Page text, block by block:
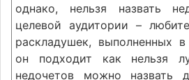
однако, нельзя назвать
целевой аудитории –
раскладушек, выполненных
он подходит как нельзя
недочетов можно назвать